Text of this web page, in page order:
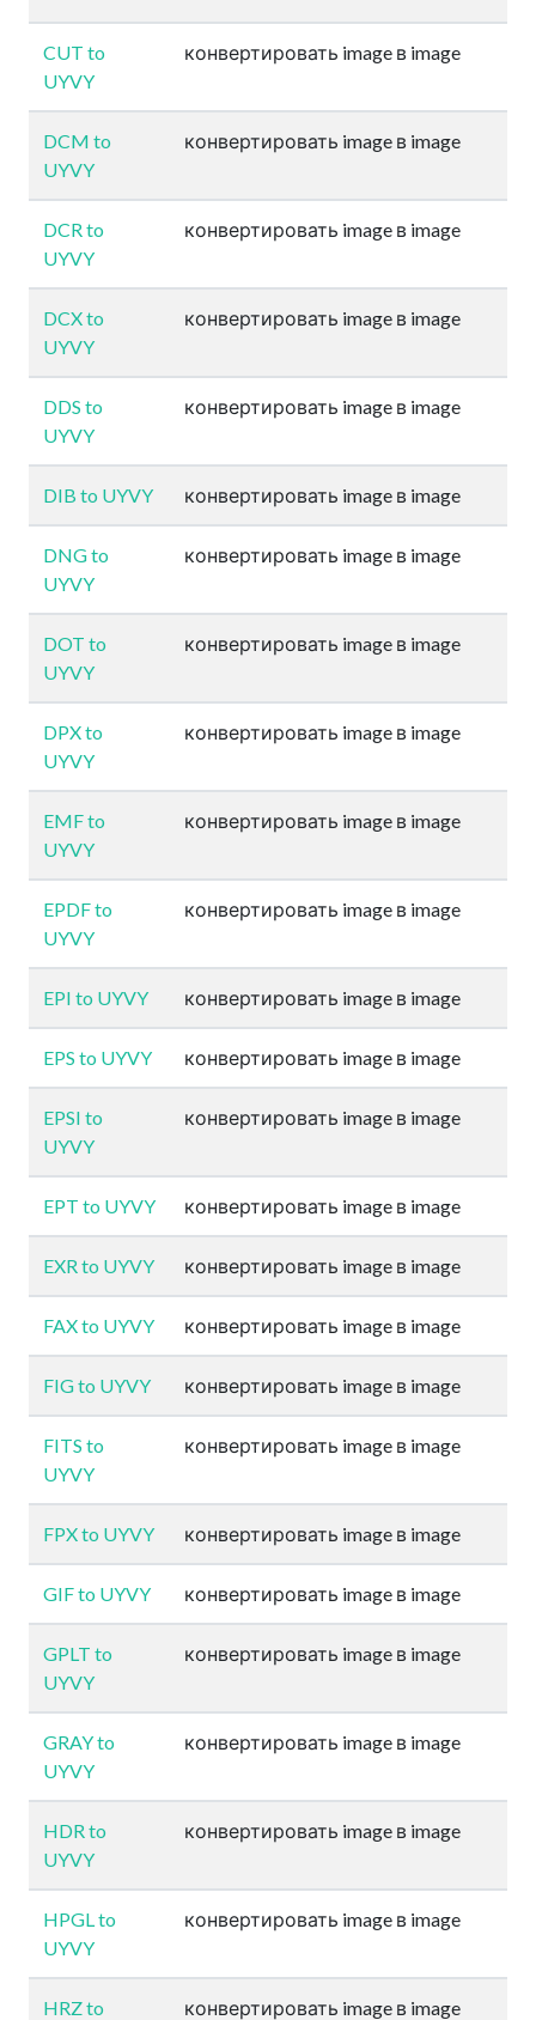
CUT to
UYVY
конвертировать image в image
DCM to
UYVY
конвертировать image в image
DCR to
UYVY
конвертировать image в image
DCX to
UYVY
конвертировать image в image
DDS to
UYVY
конвертировать image в image
DIB to UYVY конвертировать image в image
DNG to
UYVY
конвертировать image в image
DOT to
UYVY
конвертировать image в image
DPX to
UYVY
конвертировать image в image
EMF to
UYVY
конвертировать image в image
EPDF to
UYVY
конвертировать image в image
EPI to UYVY конвертировать image в image
EPS to UYVY конвертировать image в image
EPSI to
UYVY
конвертировать image в image
EPT to UYVY конвертировать image в image
EXR to UYVY конвертировать image в image
FAX to UYVY конвертировать image в image
FIG to UYVY конвертировать image в image
FITS to
UYVY
конвертировать image в image
FPX to UYVY конвертировать image в image
GIF to UYVY конвертировать image в image
GPLT to
UYVY
конвертировать image в image
GRAY to
UYVY
конвертировать image в image
HDR to
UYVY
конвертировать image в image
HPGL to
UYVY
конвертировать image в image
HRZ to
конвертировать image в image